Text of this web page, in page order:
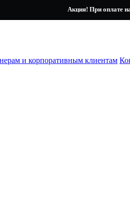
Акция! При оплате
и корпоративным клиентам